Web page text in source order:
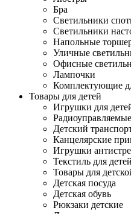
Бра
Светильники
Светильники
Напольные
Уличные
Офисные
Лампочки
Комплектующие
Товары для детей
Игрушки для
Детский
Канцелярские
Игрушки
Текстиль для детей
Товары для
Детская посуда
Детская обувь
Рюкзаки детские